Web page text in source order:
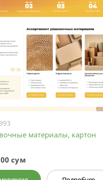
материалы, картон
сум